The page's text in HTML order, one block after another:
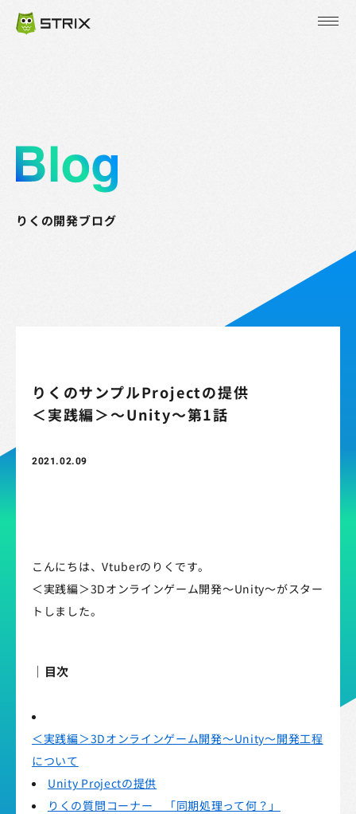
りくの開発ブログ
りくのサンプルProjectの提供
＜実践編＞～Unity～第1話
2021.02.09
こんにちは、Vtuberのりくです。
＜実践編＞3Dオンラインゲーム開発～Unity～がスター
トしました。
｜目次
＜実践編＞3Dオンラインゲーム開発～Unity～開発工程
について
Unity Projectの提供
りくの質問コーナー 「同期処理って何？」